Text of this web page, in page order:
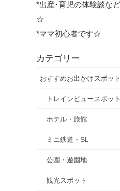
*出産･育児の体験談な
☆
*ママ初心者です☆
カテゴリー
おすすめお出かけスポット
トレインビュースポット
ホテル・旅館
ミニ鉄道・SL
公園・遊園地
観光スポット